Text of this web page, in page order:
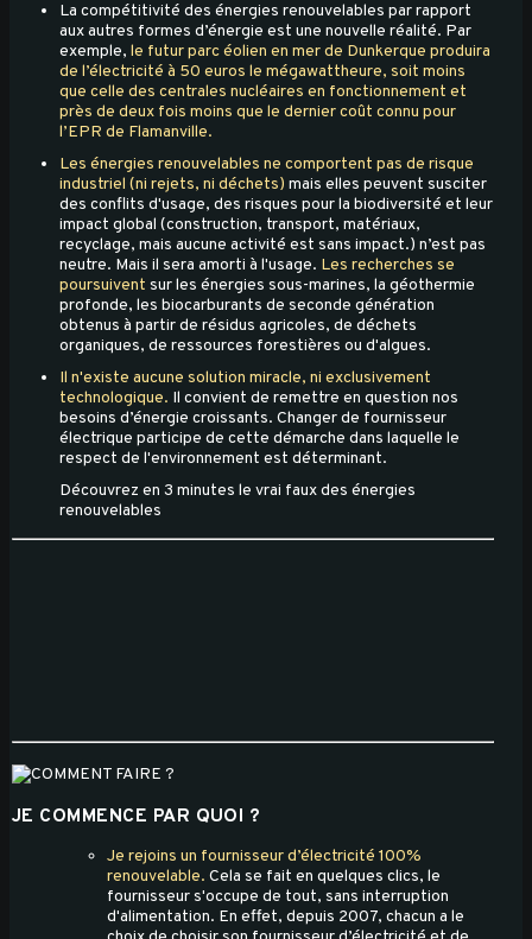
La compétitivité des énergies renouvelables par rapport
aux autres formes d’énergie est une nouvelle réalité. Par
exemple, le futur parc éolien en mer de Dunkerque produira
de l’électricité à 50 euros le mégawattheure, soit moins
que celle des centrales nucléaires en fonctionnement et
près de deux fois moins que le dernier coût connu pour
l’EPR de Flamanville.
Les énergies renouvelables ne comportent pas de risque
industriel (ni rejets, ni déchets) mais elles peuvent susciter
des conflits d'usage, des risques pour la biodiversité et leur
impact global (construction, transport, matériaux,
recyclage, mais aucune activité est sans impact.) n’est pas
neutre. Mais il sera amorti à l'usage. Les recherches se
poursuivent sur les énergies sous-marines, la géothermie
profonde, les biocarburants de seconde génération
obtenus à partir de résidus agricoles, de déchets
organiques, de ressources forestières ou d'algues.
Il n'existe aucune solution miracle, ni exclusivement
technologique. Il convient de remettre en question nos
besoins d’énergie croissants. Changer de fournisseur
électrique participe de cette démarche dans laquelle le
respect de l'environnement est déterminant.
Découvrez en 3 minutes le vrai faux des énergies
renouvelables
JE COMMENCE PAR QUOI ?
Je rejoins un fournisseur d’électricité 100%
renouvelable. Cela se fait en quelques clics, le
fournisseur s'occupe de tout, sans interruption
d'alimentation. En effet, depuis 2007, chacun a le